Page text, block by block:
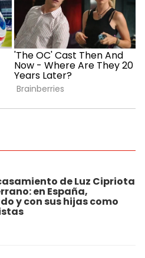
de Luz Cipriota
en España,
y con sus hijas como